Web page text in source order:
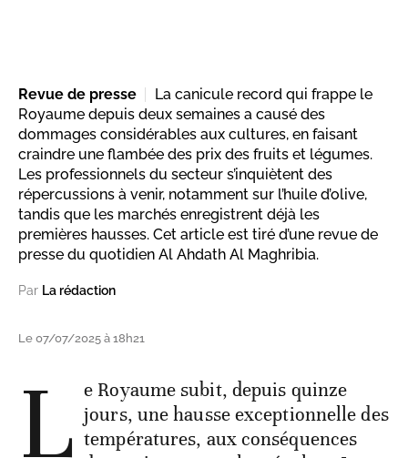
Revue de presse
La canicule record qui frappe le
Royaume depuis deux semaines a causé des
dommages considérables aux cultures, en faisant
craindre une flambée des prix des fruits et légumes.
Les professionnels du secteur s’inquiètent des
répercussions à venir, notamment sur l’huile d’olive,
tandis que les marchés enregistrent déjà les
premières hausses. Cet article est tiré d’une revue de
presse du quotidien Al Ahdath Al Maghribia.
Par La rédaction
Le 07/07/2025 à 18h21
L e Royaume subit, depuis quinze
jours, une hausse exceptionnelle des
températures, aux conséquences